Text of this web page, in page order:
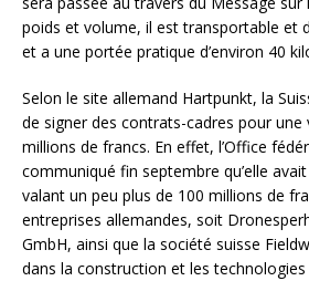
poids et volume, il est transportable et
et a une portée pratique d’environ 40
Selon le site allemand Hartpunkt, la
de signer des contrats-cadres pour une
millions de francs. En effet, l’Office
communiqué fin septembre qu’elle
valant un peu plus de 100 millions de
entreprises allemandes, soit
GmbH, ainsi que la société suisse
dans la construction et les